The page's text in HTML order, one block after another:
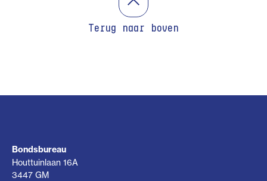
Terug naar boven
Bondsbureau
Houttuinlaan 16A
3447 GM